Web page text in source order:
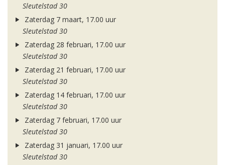
Sleutelstad 30
Zaterdag 7 maart, 17.00 uur
Sleutelstad 30
Zaterdag 28 februari, 17.00 uur
Sleutelstad 30
Zaterdag 21 februari, 17.00 uur
Sleutelstad 30
Zaterdag 14 februari, 17.00 uur
Sleutelstad 30
Zaterdag 7 februari, 17.00 uur
Sleutelstad 30
Zaterdag 31 januari, 17.00 uur
Sleutelstad 30